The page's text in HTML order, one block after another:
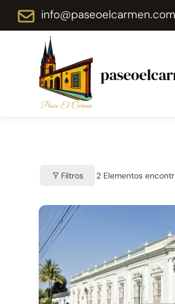
Saltar
contenido
info@paseoelcarmen.com
Filtros 2 Elementos